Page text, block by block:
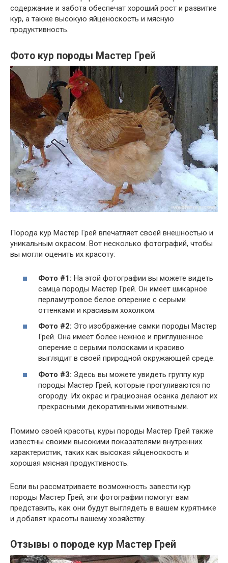
содержание и забота обеспечат хороший рост и развитие
кур, а также высокую яйценоскость и мясную
продуктивность.
Фото кур породы Мастер Грей
Порода кур Мастер Грей впечатляет своей внешностью и
уникальным окрасом. Вот несколько фотографий, чтобы
вы могли оценить их красоту:
Фото #1: На этой фотографии вы можете видеть
самца породы Мастер Грей. Он имеет шикарное
перламутровое белое оперение с серыми
оттенками и красивым хохолком.
Фото #2: Это изображение самки породы Мастер
Грей. Она имеет более нежное и приглушенное
оперение с серыми полосками и красиво
выглядит в своей природной окружающей среде.
Фото #3: Здесь вы можете увидеть группу кур
породы Мастер Грей, которые прогуливаются по
огороду. Их окрас и грациозная осанка делают их
прекрасными декоративными животными.
Помимо своей красоты, куры породы Мастер Грей также
известны своими высокими показателями внутренних
характеристик, таких как высокая яйценоскость и
хорошая мясная продуктивность.
Если вы рассматриваете возможность завести кур
породы Мастер Грей, эти фотографии помогут вам
представить, как они будут выглядеть в вашем курятнике
и добавят красоты вашему хозяйству.
Отзывы о породе кур Мастер Грей